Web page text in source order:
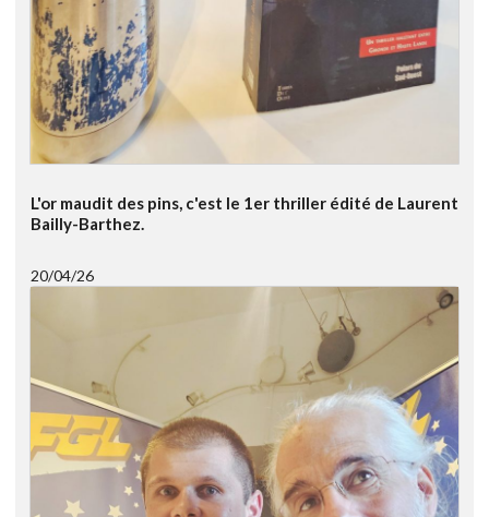
L'or maudit des pins, c'est le 1er thriller édité de Laurent
Bailly-Barthez.
20/04/26